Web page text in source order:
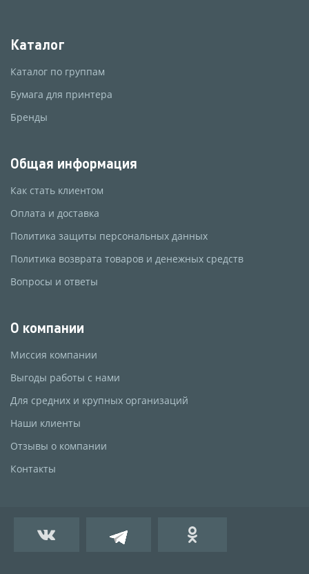
Каталог
Каталог по группам
Бумага для принтера
Бренды
Общая информация
Как стать клиентом
Оплата и доставка
Политика защиты персональных данных
Политика возврата товаров и денежных средств
Вопросы и ответы
О компании
Миссия компании
Выгоды работы с нами
Для средних и крупных организаций
Наши клиенты
Отзывы о компании
Контакты